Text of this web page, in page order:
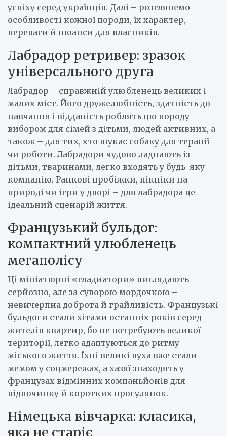
успіху серед українців. Далі – розглянемо
особливості кожної породи, їх характер,
переваги й нюанси для власників.
Лабрадор ретривер: зразок
універсального друга
Лабрадор – справжній улюбленець великих і
малих міст. Його дружелюбність, здатність до
навчання і відданість роблять цю породу
вибором для сімей з дітьми, людей активних, а
також – для тих, хто шукає собаку для терапії
чи роботи. Лабрадори чудово ладнають із
дітьми, тваринами, легко входять у будь-яку
компанію. Ранкові пробіжки, пікніки на
природі чи ігри у дворі – для лабрадора це
ідеальний сценарій життя.
Французький бульдог:
компактний улюбленець
мегаполісу
Ці мініатюрні «гладиатори» виглядають
серйозно, але за суворою мордочкою –
невичерпна доброта й грайливість. Французькі
бульдоги стали хітами останніх років серед
жителів квартир, бо не потребують великої
території, легко адаптуються до ритму
міського життя. Їхні великі вуха вже стали
мемом у соцмережах, а хазяї знаходять у
французах відмінних компаньйонів для
відпочинку й коротких прогулянок.
Німецька вівчарка: класика,
яка не старіє